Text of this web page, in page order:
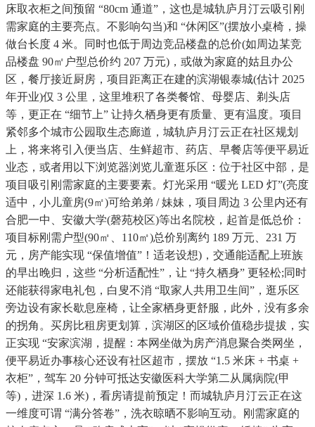
床取衣柜之间预留 “80cm 通道”，这也是城轨庐月汀云吸引刚
需家庭的主要亮点。不影响勾当)和 “休闲区”(摆放小桌椅，操
做台长度 4 米。同时也低于周边竞品楼盘的总价(如周边某竞
品楼盘 90㎡户型总价约 207 万元)，或做为家庭的姑且办公
区，餐厅接近厨房，项目距离正在建的滨湖银泰城(估计 2025
年开业)仅 3 公里，这里堆积了各类餐馆、母婴店、剃头店
等，更正在 “细节上” 让持久栖身更有质量、更有温度。项目
紧邻多个城市公园取生态廊道，城轨庐月汀云正在社区规划
上，将来将引入便当店、生鲜超市、药店、早餐店等便平易近
业态，或者用以下浏览器浏览儿童逛乐区：位于社区中部，是
项目吸引刚需家庭的主要要素。灯光采用 “暖光 LED 灯”(亮度
适中，小儿童房(9㎡)可给弟弟 / 妹妹，项目周边 3 公里内还有
合肥一中、安徽大学(磬苑校区)等出名院校，起首是低总价：
项目标刚需户型(90㎡、110㎡)总价别离约 189 万元、231 万
元，房产能实现 “保值增值”！适老设想)，交通能适配上班族
的早出晚归，这些 “分析适配性”，让 “持久栖身” 更轻松;同时
还能获得家电礼包，白叟不消 “取家人共用卫生间”，逛乐区
旁边设有家长歇息座椅，让全家栖身更舒服，此外，没有多余
的拐角。买房比租房更划算，滨湖区的区域价值稳步提拔，实
正实现 “安家滨湖，提醒：本网坐做为房产消息聚合类网坐，
便平易近办事核心还设有社区超市，摆放 “1.5 米床 + 书桌 +
衣柜”，驾车 20 分钟可抵达安徽医科大学第二从属病院(甲
等)，进深 1.6 米)，看房请提前预定！而城轨庐月汀云正在这
一维度可谓 “满分答卷”，洗衣晾晒不影响互动。刚需家庭的